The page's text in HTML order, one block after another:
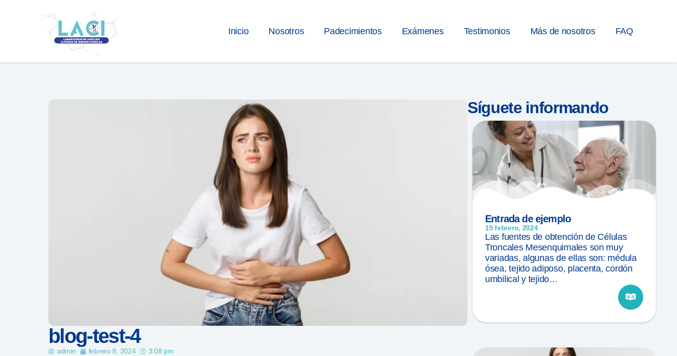
Inicio Nosotros Padecimientos Exámenes Testimonios Más de nosotros FAQ
blog-test-4
admin febrero 8, 2024 3:08 pm
Síguete informando
Entrada de ejemplo
15 febrero, 2024
Las fuentes de obtención de Células
Troncales Mesenquimales son muy
variadas, algunas de ellas son: médula
ósea, tejido adiposo, placenta, cordón
umbilical y tejido…